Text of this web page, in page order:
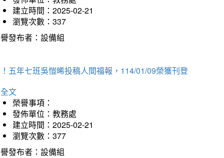
建立時間：2025-02-21
瀏覽次數：337
發布者：設備組
五年七班吳愷晞投稿人間福報，114/01/09榮獲刊登
文
榮譽事項：
發佈單位：教務處
建立時間：2025-02-21
瀏覽次數：377
發布者：設備組